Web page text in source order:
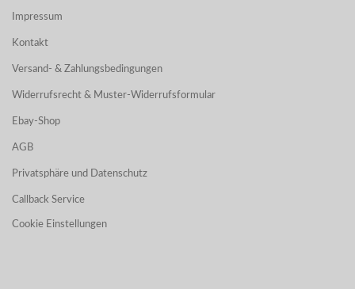
Impressum
Kontakt
Versand- & Zahlungsbedingungen
Widerrufsrecht & Muster-Widerrufsformular
Ebay-Shop
AGB
Privatsphäre und Datenschutz
Callback Service
Cookie Einstellungen